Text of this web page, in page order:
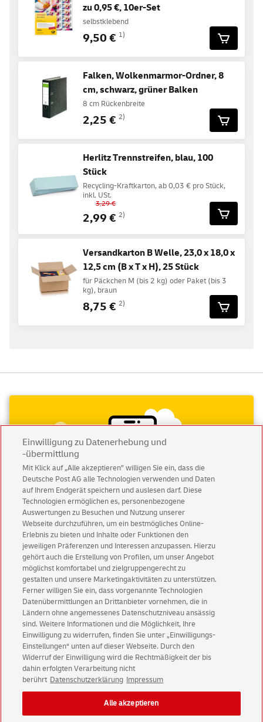
zu 0,95 €, 10er-Set
selbstklebend
9,50 € 1)
Falken, Wolkenmarmor-Ordner, 8
cm, schwarz, grüner Balken
8 cm Rückenbreite
2,25 € 2)
Herlitz Trennstreifen, blau, 100
Stück
Recycling-Kraftkarton, ab 0,03 € pro Stück,
inkl. USt.
3,29 €
2,99 € 2)
Versandkarton B Welle, 23,0 x 18,0 x
12,5 cm (B x T x H), 25 Stück
für Päckchen M (bis 2 kg) oder Paket (bis 3
kg), braun
8,75 € 2)
Abonnieren Sie unseren Newsletter
Immer informiert über exklusive Angebote und
Aktionen - jetzt mit Vorteil
Privatkundensichern sich einen5 € Gutschein
für POSTSCAN!
Geschäftskundenerhalten einen 5 € Gutschein
für Briefmarke individuell!
Zur Newsletter-Anmeldung
Einwilligung zu Datenerhebung und
-übermittlung
Mit Klick auf „Alle akzeptieren” willigen Sie ein, dass die
Deutsche Post AG alle Technologien verwenden und Daten
auf Ihrem Endgerät speichern und auslesen darf. Diese
Technologien ermöglichen es, personenbezogene
Auswertungen zu Besuchen und Nutzung unserer
Webseite durchzuführen, um ein bestmögliches Online-
Erlebnis zu bieten und Inhalte oder Funktionen den
jeweiligen Präferenzen und Interessen anzupassen. Hierzu
gehört auch die Erstellung von Profilen, um unser Angebot
möglichst komfortabel und zielgruppengerecht zu
gestalten und unsere Marketingaktivitäten zu unterstützen.
Ferner willigen Sie ein, dass vorgenannte Technologien
Datenübermittlungen an Drittanbieter vornehmen, die in
Ländern ohne angemessenes Datenschutzniveau ansässig
sind. Weitere Informationen und die Möglichkeit, Ihre
Einwilligung zu widerrufen, finden Sie unter „Einwilligungs-
Einstellungen“ unten auf dieser Webseite. Durch den
Widerruf der Einwilligung wird die Rechtmäßigkeit der bis
dahin erfolgten Verarbeitung nicht
berührt Datenschutzerklärung Impressum
Alle akzeptieren